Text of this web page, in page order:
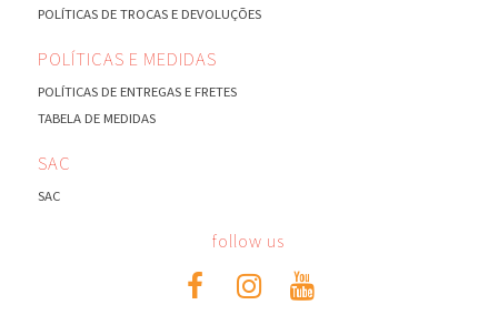
POLÍTICAS DE TROCAS E DEVOLUÇÕES
POLÍTICAS E MEDIDAS
POLÍTICAS DE ENTREGAS E FRETES
TABELA DE MEDIDAS
SAC
SAC
follow us